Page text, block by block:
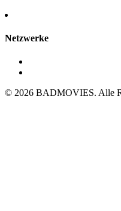
Netzwerke
© 2026 BADMOVIES. Alle